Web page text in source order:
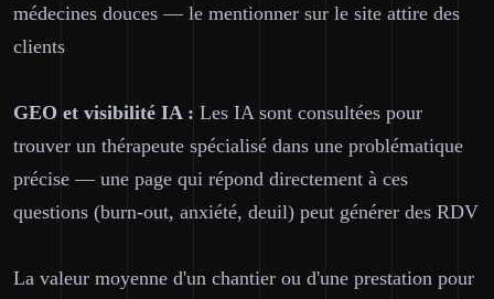
médecines douces — le mentionner sur le site attire des
clients
GEO et visibilité IA : Les IA sont consultées pour
trouver un thérapeute spécialisé dans une problématique
précise — une page qui répond directement à ces
questions (burn-out, anxiété, deuil) peut générer des RDV
La valeur moyenne d'un chantier ou d'une prestation pour